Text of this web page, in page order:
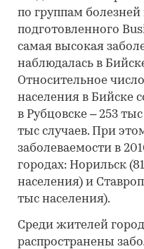
по группам болезней
подготовленного
самая высокая
наблюдалась в
Относительное
населения в Бийске
в Рубцовске – 253
тыс случаев. При
заболеваемости в
городах: Норильск
населения) и
тыс населения).
Среди жителей
распространены